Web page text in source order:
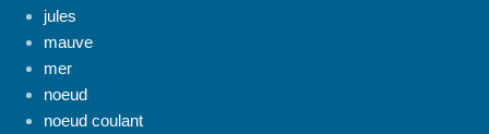
jules
mauve
mer
noeud
noeud coulant